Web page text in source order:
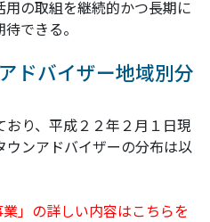
の取組を継続的かつ長期に
できる。
ドバイザー地域別分
り、平成２２年２月１日現
ンアドバイザーの分布は以
」の詳しい内容はこちらを